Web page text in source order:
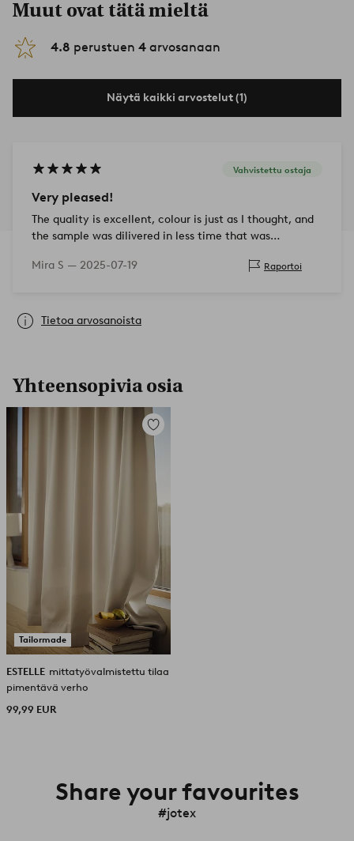
Muut ovat tätä mieltä
4.8 perustuen 4 arvosanaan
Näytä kaikki arvostelut (1)
Vahvistettu ostaja
Very pleased!
The quality is excellent, colour is just as I thought, and
the sample was dilivered in less time that was
the product before ordering…
Mira S — 2025-07-19 Raportoi
Tietoa arvosanoista
Yhteensopivia osia
Tailormade
Lisää
ESTELLE mittatyövalmistettu tilaa
pimentävä verho
99,99 EUR
Share your favourites
#jotex